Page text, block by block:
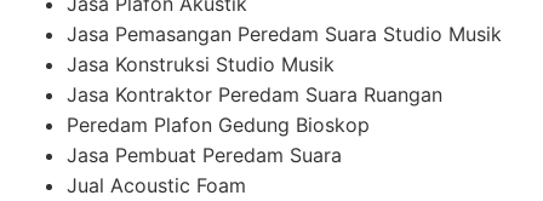
Jasa Pemasangan Peredam Suara Studio Musik
Jasa Konstruksi Studio Musik
Jasa Kontraktor Peredam Suara Ruangan
Peredam Plafon Gedung Bioskop
Jasa Pembuat Peredam Suara
Jual Acoustic Foam